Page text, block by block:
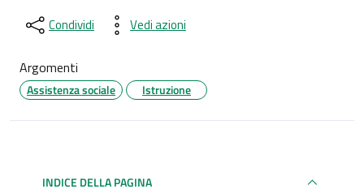
Condividi Vedi azioni
Argomenti
Assistenza sociale Istruzione
INDICE DELLA PAGINA